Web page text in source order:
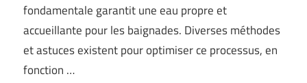
fondamentale garantit une eau propre et
accueillante pour les baignades. Diverses méthodes
et astuces existent pour optimiser ce processus, en
fonction …